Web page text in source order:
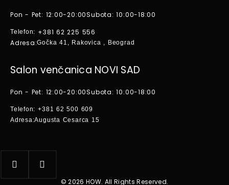
Pon - Pet: 12:00-20:00Subota: 10:00-18:00
Telefon: +381 62 225 556
Adresa:Gočka 41, Rakovica , Beograd
Salon venčanica NOVI SAD
Pon - Pet: 12:00-20:00Subota: 10:00-18:00
Telefon: +381 62 500 609
Adresa:Augusta Cesarca 15
© 2026 HOW. All Rights Reserved.